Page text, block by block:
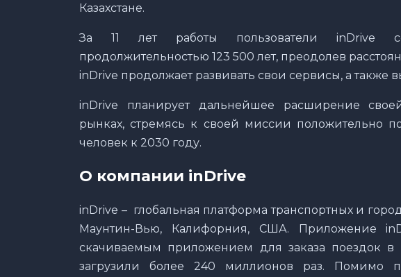
Казахстане.
За 11 лет работы пользователи inDrive
продолжительностью 123 500 лет, преодолев
inDrive продолжает развивать свои сервисы, а также
inDrive планирует дальнейшее расширение
рынках, стремясь к своей миссии положительно
человек к 2030 году.
О компании inDrive
inDrive – глобальная платформа транспортных и
Маунтин-Вью, Калифорния, США. Приложение
скачиваемым приложением для заказа поездок
загрузили более 240 миллионов раз. Помимо